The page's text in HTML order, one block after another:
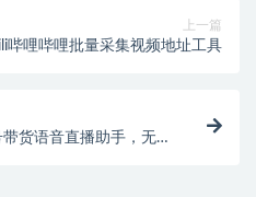
上一篇
哔哩哔哩批量采集视频地址工具
货语音直播助手，无人